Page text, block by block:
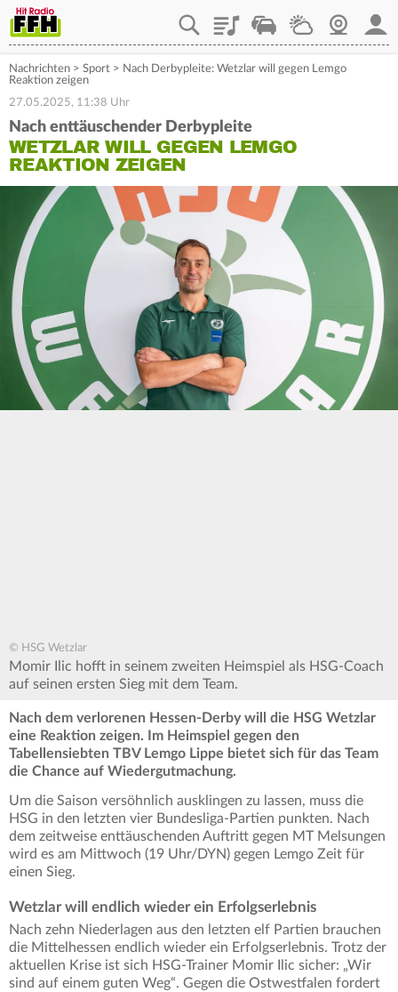
PlaylistStaupilotWetterWebcam
Nachrichten > Sport > Nach Derbypleite: Wetzlar will gegen Lemgo
Reaktion zeigen
27.05.2025, 11:38 Uhr
Nach enttäuschender Derbypleite
WETZLAR WILL GEGEN LEMGO
REAKTION ZEIGEN
© HSG Wetzlar
Momir Ilic hofft in seinem zweiten Heimspiel als HSG-Coach
auf seinen ersten Sieg mit dem Team.
Nach dem verlorenen Hessen-Derby will die HSG Wetzlar
eine Reaktion zeigen. Im Heimspiel gegen den
Tabellensiebten TBV Lemgo Lippe­­­­­­­­­­­­ bietet sich für das Team
die Chance auf Wiedergutmachung.
Um die Saison versöhnlich ausklingen zu lassen, muss die
HSG in den letzten vier Bundesliga-Partien punkten. Nach
dem zeitweise enttäuschenden Auftritt gegen MT Melsungen
wird es am Mittwoch (19 Uhr/DYN) gegen Lemgo Zeit für
einen Sieg.
Wetzlar will endlich wieder ein Erfolgserlebnis
Nach zehn Niederlagen aus den letzten elf Partien brauchen
die Mittelhessen endlich wieder ein Erfolgserlebnis. Trotz der
aktuellen Krise ist sich HSG-Trainer Momir Ilic sicher: „Wir
sind auf einem guten Weg“. Gegen die Ostwestfalen fordert